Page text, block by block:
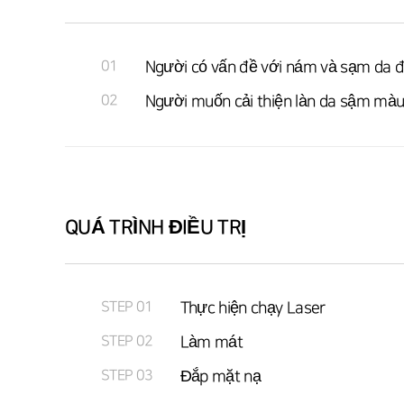
01 Người có vấn đề với nám và sạm da
02 Người muốn cải thiện làn da sậm màu
QUÁ TRÌNH ĐIỀU TRỊ
STEP 01 Thực hiện chạy Laser
STEP 02 Làm mát
STEP 03 Đắp mặt nạ